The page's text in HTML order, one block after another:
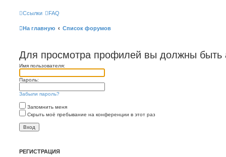
Ссылки FAQ
На главную Список форумов
Для просмотра профилей вы должны быть
Имя пользователя:
Пароль:
Забыли пароль?
Запомнить меня
Скрыть моё пребывание на конференции в этот раз
РЕГИСТРАЦИЯ